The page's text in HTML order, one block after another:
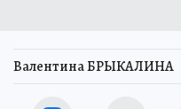
Валентина БРЫКАЛИНА